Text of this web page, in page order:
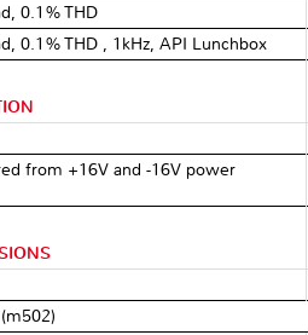
0.1% THD
0.1% THD , 1kHz, API Lunchbox
from +16V and -16V power